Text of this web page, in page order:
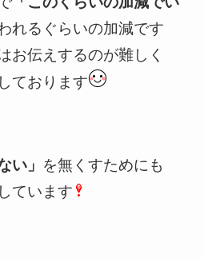
れるぐらいの加減です
お伝えするのが難しく
ております
い」 を無くすためにも
ています